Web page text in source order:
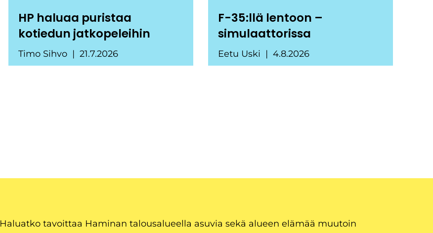
HP haluaa puristaa
kotiedun jatkopeleihin
Timo Sihvo 21.7.2026
F-35:llä lentoon –
simulaattorissa
Eetu Uski 4.8.2026
Haluatko tavoittaa Haminan talousalueella asuvia sekä alueen elämää muutoin